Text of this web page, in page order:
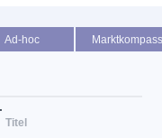
Ad-hoc Marktkompass
Titel